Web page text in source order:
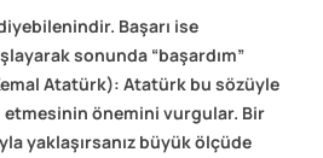
Başarı ise
sonunda “başardım”
Atatürk): Atatürk bu sözüyle
önemini vurgular. Bir
yaklaşırsanız büyük ölçüde